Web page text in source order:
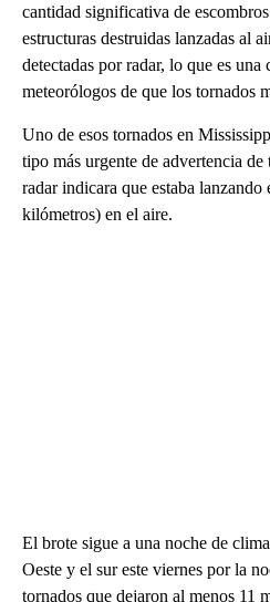
cantidad significativa de
estructuras destruidas lanzadas al
detectadas por radar, lo que es
meteorólogos de que los tornados
Uno de esos tornados en
tipo más urgente de advertencia de
radar indicara que estaba
kilómetros) en el aire.
El brote sigue a una noche de
Oeste y el sur este viernes por la
tornados que dejaron al menos 11